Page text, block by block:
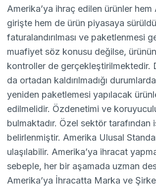
Amerika’ya ihraç edilen ürünler
girişte hem de ürün piyasaya
faturalandırılması ve paketlenmesi
muafiyet söz konusu değilse,
kontroller de gerçekleştirilmektedir.
da ortadan kaldırılmadığı
yeniden paketlemesi yapılacak
edilmelidir. Özdenetimi ve
bulmaktadır. Özel sektör tarafından
belirlenmiştir. Amerika Ulusal
ulaşılabilir. Amerika’ya ihracat
sebeple, her bir aşamada uzman
Amerika’ya İhracatta Marka ve